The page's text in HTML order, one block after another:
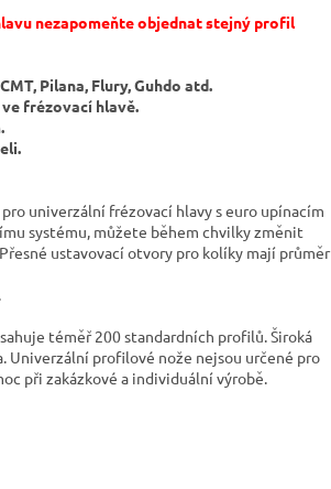
nezapomeňte objednat stejný profil
Pilana, Flury, Guhdo atd.
frézovací hlavě.
univerzální frézovací hlavy s euro upínacím
systému, můžete během chvilky změnit
ustavovací otvory pro kolíky mají průměr
téměř 200 standardních profilů. Široká
Univerzální profilové nože nejsou určené pro
při zakázkové a individuální výrobě.